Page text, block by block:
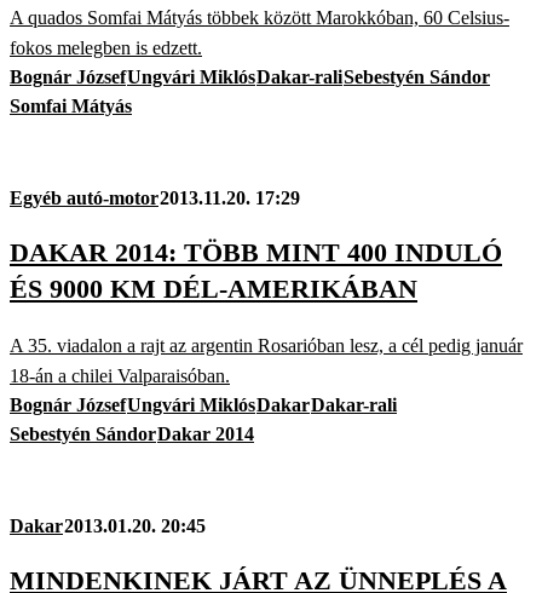
A quados Somfai Mátyás többek között Marokkóban, 60 Celsius-
fokos melegben is edzett.
Bognár JózsefUngvári MiklósDakar-raliSebestyén Sándor
Somfai Mátyás
Egyéb autó-motor2013.11.20. 17:29
DAKAR 2014: TÖBB MINT 400 INDULÓ
ÉS 9000 KM DÉL-AMERIKÁBAN
A 35. viadalon a rajt az argentin Rosarióban lesz, a cél pedig január
18-án a chilei Valparaisóban.
Bognár JózsefUngvári MiklósDakarDakar-rali
Sebestyén SándorDakar 2014
Dakar2013.01.20. 20:45
MINDENKINEK JÁRT AZ ÜNNEPLÉS A